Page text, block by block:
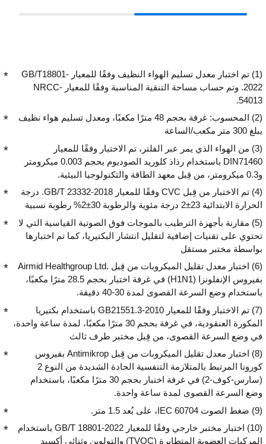
(1) تم اختبار معدل تسليم الهواء النظيف وفقًا للمعيار GB/T18801-
2022. وتم حساب مساحة التنقية المناسبة وفقًا للمعيار NRCC-
54013.
(2) المحسوب: غرفة بحجم 48 مترًا مكعبًا، ومعدل تسليم هواء نظيف
يبلغ 300 متر مكعب/الساعة
(3) من الهواء الذي يمر عبر الفلتر، تم الاختبار وفقًا للمعيار
DIN71460 باستخدام رذاذ كلوريد الصوديوم بحجم 0.003 ميكرومتر
و0.3 ميكرومتر، من قِبل معهد الطاقة والتكنولوجيا البيئية.
(4) تم الاختبار من قِبل CVC وفقًا للمعيار GB/T 23332-2018. درجة
الحرارة الابتدائية 23±2 درجة مئوية والرطوبة 30±2% رطوبة نسبية
(5) مقارنة بأجهزة الترطيب بالموجات فوق الصوتية القياسية التي لا
تحتوي على تقنيات إضافية لتقليل انتشار البكتيريا، كما تم اختبارها
بواسطة مختبر مستقل
(6) اختبار معدل تقليل الميكروبات من قِبل Airmid Healthgroup Ltd.‎
بفيروس الإنفلونزا (H1N1) في غرفة اختبار بحجم 28.5 مترًا مكعبًا،
باستخدام وضع السرعة القصوى لمدة 30-40 دقيقة.
(7) تم الاختبار وفقًا للمعيار GB21551.3-2010 باستخدام بكتيريا
المكورة العنقودية، في غرفة بحجم 30 مترًا مكعبًا، لمدة ساعة واحدة،
في وضع السرعة القصوى، من قِبل مختبر طرف ثالث
(8) اختبار معدل تقليل الميكروبات من قِبل Antimikrop بفيروس
كورونا المرتبط بالمتلازمة التنفسية الحادة الشديدة من النوع 2
(سارس-كوف-2) في غرفة اختبار بحجم 30 مترًا مكعبًا، باستخدام
وضع السرعة القصوى لمدة ساعة واحدة.
(9) ضغط الصوت IEC 60704، على بُعد 1.5 متر.
(10) اختبار مختبر خارجي وفقًا للمعيار GB/T 18801-2022 باستخدام
المركبات العضوية المتطايرة (TVOC) والتولوين وثنائي أكسيد